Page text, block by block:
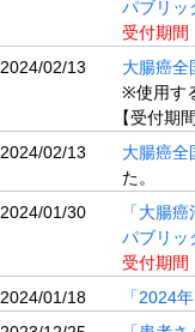
パブリッ
受付期間
2024/02/13
大腸癌全
※使用す
【受付期
2024/02/13
大腸癌全
た。
2024/01/30
「大腸
パブリッ
受付期間
2024/01/18
「2024